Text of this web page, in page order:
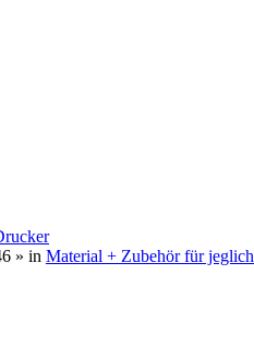
» in Material + Zubehör für